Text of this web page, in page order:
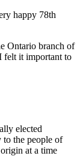
happy 78th
Ontario branch of
felt it important to
elected
to the people of
at a time